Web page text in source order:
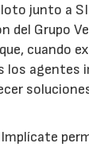
junto a
del Grupo
cuando
los agentes